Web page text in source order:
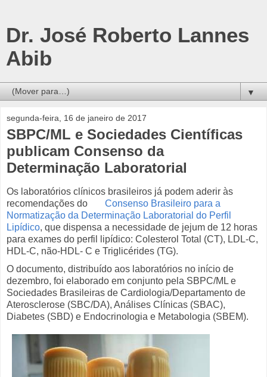
Dr. José Roberto Lannes
Abib
▼
segunda-feira, 16 de janeiro de 2017
SBPC/ML e Sociedades Científicas
publicam Consenso da
Determinação Laboratorial
Os laboratórios clínicos brasileiros já podem aderir às
recomendações do
Consenso Brasileiro para a
Normatização da Determinação Laboratorial do Perfil
Lipídico, que dispensa a necessidade de jejum de 12 horas
para exames do perfil lipídico: Colesterol Total (CT), LDL‐C,
HDL‐C, não‐HDL‐ C e Triglicérides (TG).
O documento, distribuído aos laboratórios no início de
dezembro, foi elaborado em conjunto pela SBPC/ML e
Sociedades Brasileiras de Cardiologia/Departamento de
Aterosclerose (SBC/DA), Análises Clínicas (SBAC),
Diabetes (SBD) e Endocrinologia e Metabologia (SBEM).